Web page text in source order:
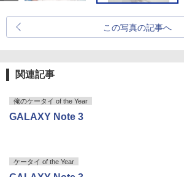
この写真の記事へ
関連記事
俺のケータイ of the Year
GALAXY Note 3
ケータイ of the Year